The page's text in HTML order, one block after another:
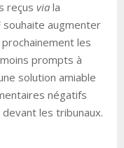
reçus via la
souhaite augmenter
les
prompts à
solution amiable
négatifs
les tribunaux.